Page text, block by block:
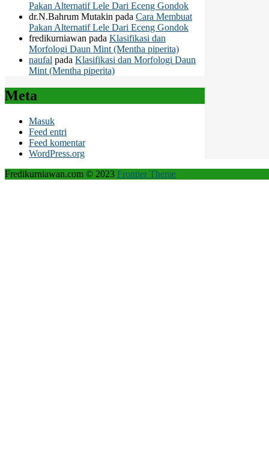
Pakan Alternatif Lele Dari Eceng Gondok
dr.N.Bahrum Mutakin pada Cara Membuat
Pakan Alternatif Lele Dari Eceng Gondok
fredikurniawan pada Klasifikasi dan
Morfologi Daun Mint (Mentha piperita)
naufal pada Klasifikasi dan Morfologi Daun
Mint (Mentha piperita)
Meta
Masuk
Feed entri
Feed komentar
WordPress.org
Fredikurniawan.com © 2023 Frontier Theme